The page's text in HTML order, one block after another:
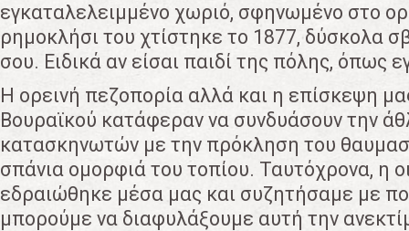
εγκαταλελειμμένο χωριό, σφηνωμένο στο
ρημοκλήσι του χτίστηκε το 1877, δύσκολα
σου. Ειδικά αν είσαι παιδί της πόλης, όπως
Η ορεινή πεζοπορία αλλά και η επίσκεψη
Βουραϊκού κατάφεραν να συνδυάσουν την
κατασκηνωτών με την πρόκληση του
σπάνια ομορφιά του τοπίου. Ταυτόχρονα, η
εδραιώθηκε μέσα μας και συζητήσαμε με
μπορούμε να διαφυλάξουμε αυτή την